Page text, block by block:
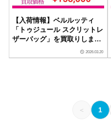
【入荷情報】ベルルッティ
「トゥジュール スクリットレ
ザーバッグ」を買取りしまし
た｜ダイヤモンドセブン2026.03.20
＜ 1